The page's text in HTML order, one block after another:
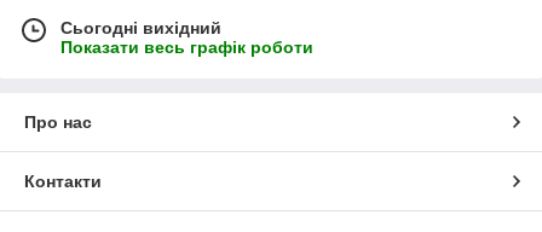
Сьогодні вихідний
Показати весь графік роботи
Про нас
Контакти